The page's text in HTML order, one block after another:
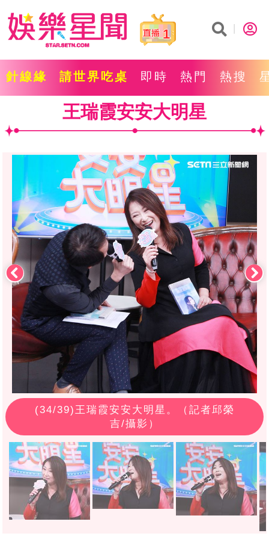
1
針線緣 請世界吃桌 即時 熱門 熱搜
王瑞霞安安大明星
(34/39)王瑞霞安安大明星。（記者邱榮
吉/攝影）